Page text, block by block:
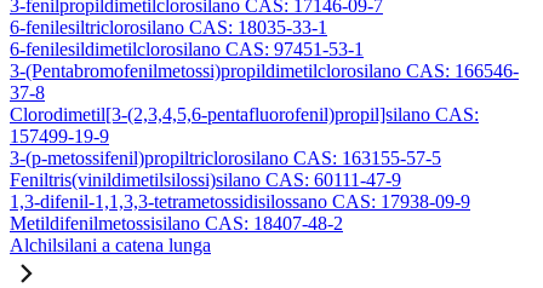
3-fenilpropildimetilclorosilano CAS: 17146-09-7
6-fenilesiltriclorosilano CAS: 18035-33-1
6-fenilesildimetilclorosilano CAS: 97451-53-1
3-(Pentabromofenilmetossi)propildimetilclorosilano CAS: 166546-
37-8
Clorodimetil[3-(2,3,4,5,6-pentafluorofenil)propil]silano CAS:
157499-19-9
3-(p-metossifenil)propiltriclorosilano CAS: 163155-57-5
Feniltris(vinildimetilsilossi)silano CAS: 60111-47-9
1,3-difenil-1,1,3,3-tetrametossidisilossano CAS: 17938-09-9
Metildifenilmetossisilano CAS: 18407-48-2
Alchilsilani a catena lunga